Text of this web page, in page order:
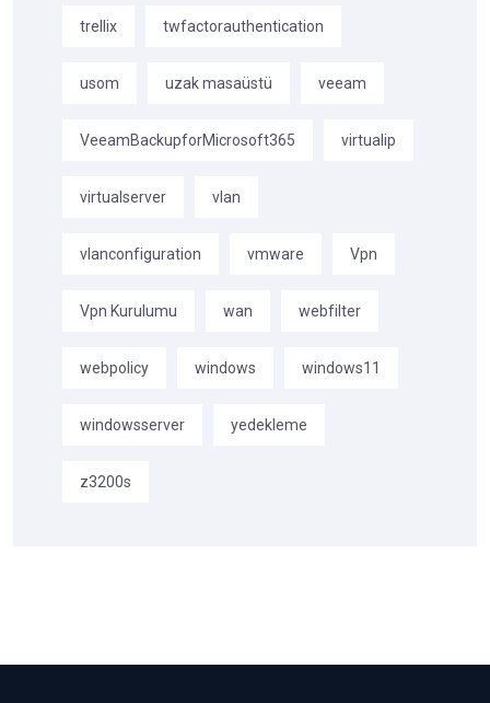
trellix twfactorauthentication
usom uzak masaüstü veeam
VeeamBackupforMicrosoft365 virtualip
virtualserver vlan
vlanconfiguration vmware Vpn
Vpn Kurulumu wan webfilter
webpolicy windows windows11
windowsserver yedekleme
z3200s